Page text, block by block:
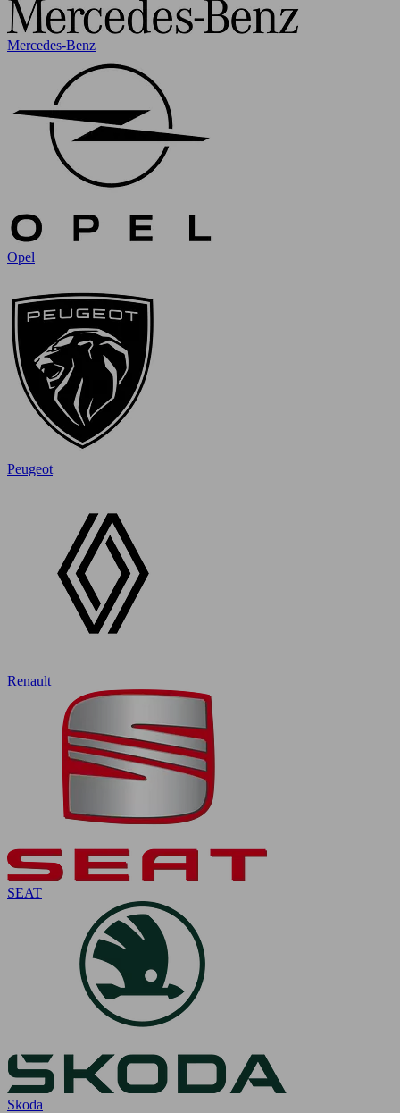
Mercedes-Benz
Opel
Peugeot
Renault
SEAT
Skoda